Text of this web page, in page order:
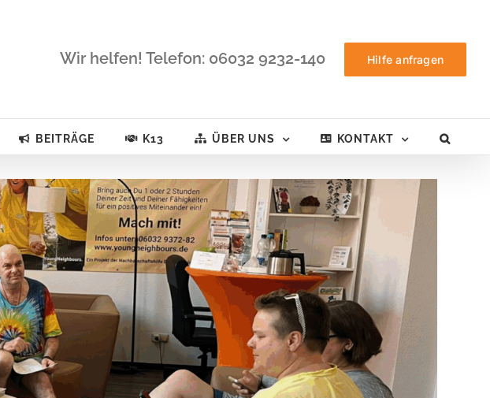
Wir helfen! Telefon: 06032 9232-140 Hilfe anfragen
BEITRÄGE K13 ÜBER UNS KONTAKT